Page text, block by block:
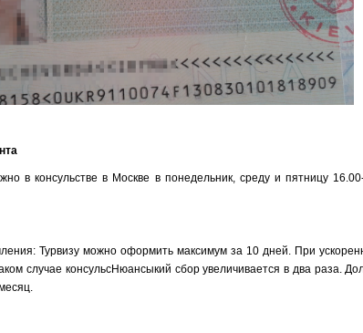
в консульстве в Москве в понедельник, среду и пятницу
Турвизу можно оформить максимум за 10 дней. При
случае консульсНюансыкий сбор увеличивается в два раза.